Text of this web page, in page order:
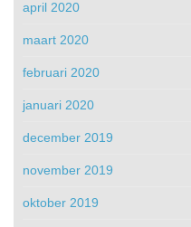
april 2020
maart 2020
februari 2020
januari 2020
december 2019
november 2019
oktober 2019